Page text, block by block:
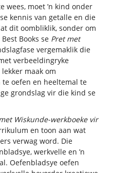
wees, moet ’n kind onder
kennis van getalle en die
dit oombliklik, sonder om
Books se Pret met
vergemaklik die
verbeeldingryke
maak om
oefen en heeltemal te
grondslag vir die kind se
Wiskunde-werkboeke vir
en toon aan wat
verwag word. Die
werkvelle en ’n
Oefenbladsye oefen